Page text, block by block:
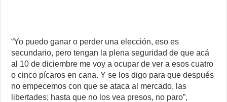
“Yo puedo ganar o perder una elección, eso es
secundario, pero tengan la plena seguridad de que acá
al 10 de diciembre me voy a ocupar de ver a esos cuatro
o cinco pícaros en cana. Y se los digo para que después
no empecemos con que se ataca al mercado, las
libertades; hasta que no los vea presos, no paro”,